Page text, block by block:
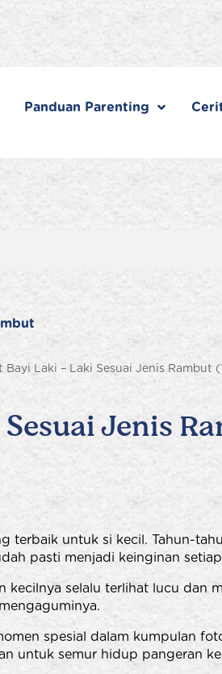
Panduan Parenting
Jenis
terbaik untuk si kecil. Tahun-
pasti menjadi keinginan
selalu terlihat lucu dan
spesial dalam kumpulan
untuk semur hidup pangeran